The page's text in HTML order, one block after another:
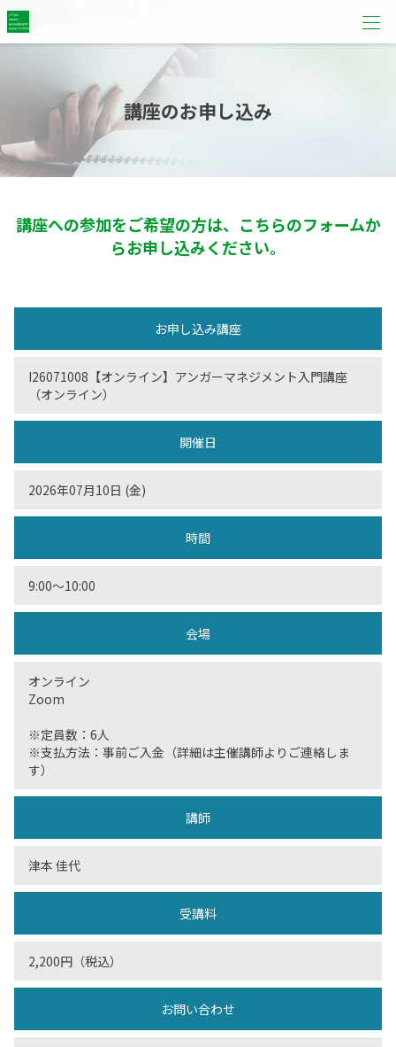
講座のお申し込み
講座への参加をご希望の方は、こちらのフォームか
らお申し込みください。
お申し込み講座
I26071008【オンライン】アンガーマネジメント入門講座
（オンライン）
開催日
2026年07月10日 (金)
時間
9:00～10:00
会場
オンライン
Zoom
※定員数：6人
※支払方法：事前ご入金（詳細は主催講師よりご連絡しま
す）
講師
津本 佳代
受講料
2,200円（税込）
お問い合わせ